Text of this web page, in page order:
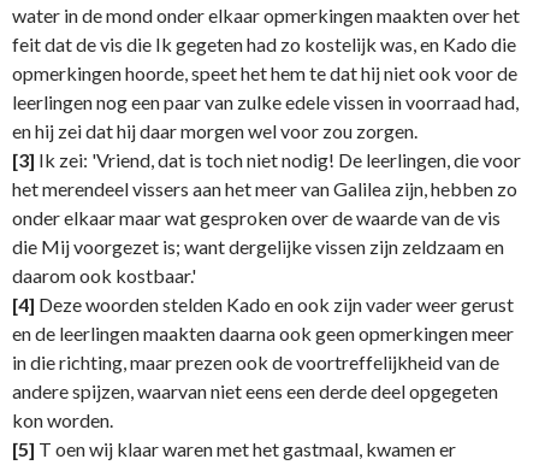
water in de mond onder elkaar opmerkingen maakten over het
feit dat de vis die Ik gegeten had zo kostelijk was, en Kado die
opmerkingen hoorde, speet het hem te dat hij niet ook voor de
leerlingen nog een paar van zulke edele vissen in voorraad had,
en hij zei dat hij daar morgen wel voor zou zorgen.
[3] Ik zei: 'Vriend, dat is toch niet nodig! De leerlingen, die voor
het merendeel vissers aan het meer van Galilea zijn, hebben zo
onder elkaar maar wat gesproken over de waarde van de vis
die Mij voorgezet is; want dergelijke vissen zijn zeldzaam en
daarom ook kostbaar.'
[4] Deze woorden stelden Kado en ook zijn vader weer gerust
en de leerlingen maakten daarna ook geen opmerkingen meer
in die richting, maar prezen ook de voortreffelijkheid van de
andere spijzen, waarvan niet eens een derde deel opgegeten
kon worden.
[5] T oen wij klaar waren met het gastmaal, kwamen er